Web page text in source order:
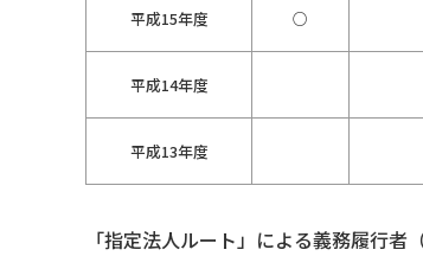
平成15年度 ○
平成14年度
平成13年度
「指定法人ルート」による義務履行